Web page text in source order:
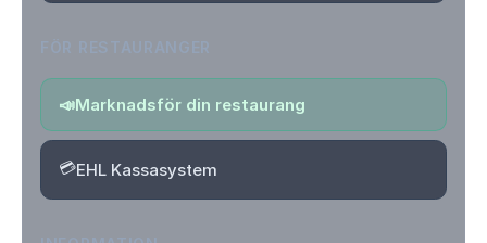
📣Marknadsför din restaurang
💳EHL Kassasystem